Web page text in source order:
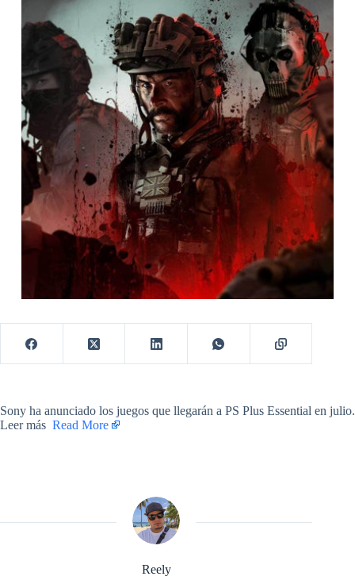
​Sony ha anunciado los juegos que llegarán a PS Plus Essential en julio.
Leer más ​ Read More
Reely